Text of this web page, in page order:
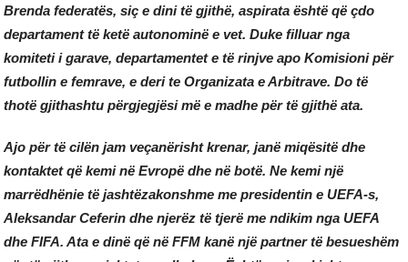
Brenda federatës, siç e dini të gjithë, aspirata është që çdo
departament të ketë autonominë e vet. Duke filluar nga
komiteti i garave, departamentet e të rinjve apo Komisioni për
futbollin e femrave, e deri te Organizata e Arbitrave. Do të
thotë gjithashtu përgjegjësi më e madhe për të gjithë ata.
Ajo për të cilën jam veçanërisht krenar, janë miqësitë dhe
kontaktet që kemi në Evropë dhe në botë. Ne kemi një
marrëdhënie të jashtëzakonshme me presidentin e UEFA-s,
Aleksandar Ceferin dhe njerëz të tjerë me ndikim nga UEFA
dhe FIFA. Ata e dinë që në FFM kanë një partner të besueshëm